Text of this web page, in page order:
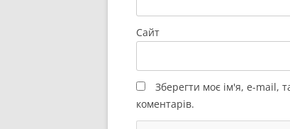
Сайт
Зберегти моє ім'я, e-mail,
коментарів.